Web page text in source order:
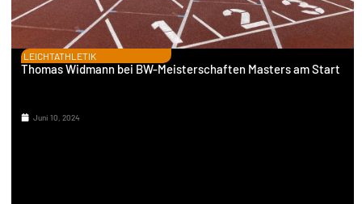
LEICHTATHLETIK
Thomas Widmann bei BW-Meisterschaften Masters am Start
Juni 10, 2024